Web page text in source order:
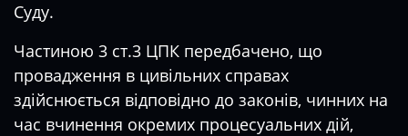
Суду.
Частиною 3 ст.3 ЦПК передбачено, що
провадження в цивільних справах
здійснюється відповідно до законів, чинних на
час вчинення окремих процесуальних дій,